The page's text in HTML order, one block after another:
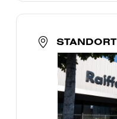
STANDORT